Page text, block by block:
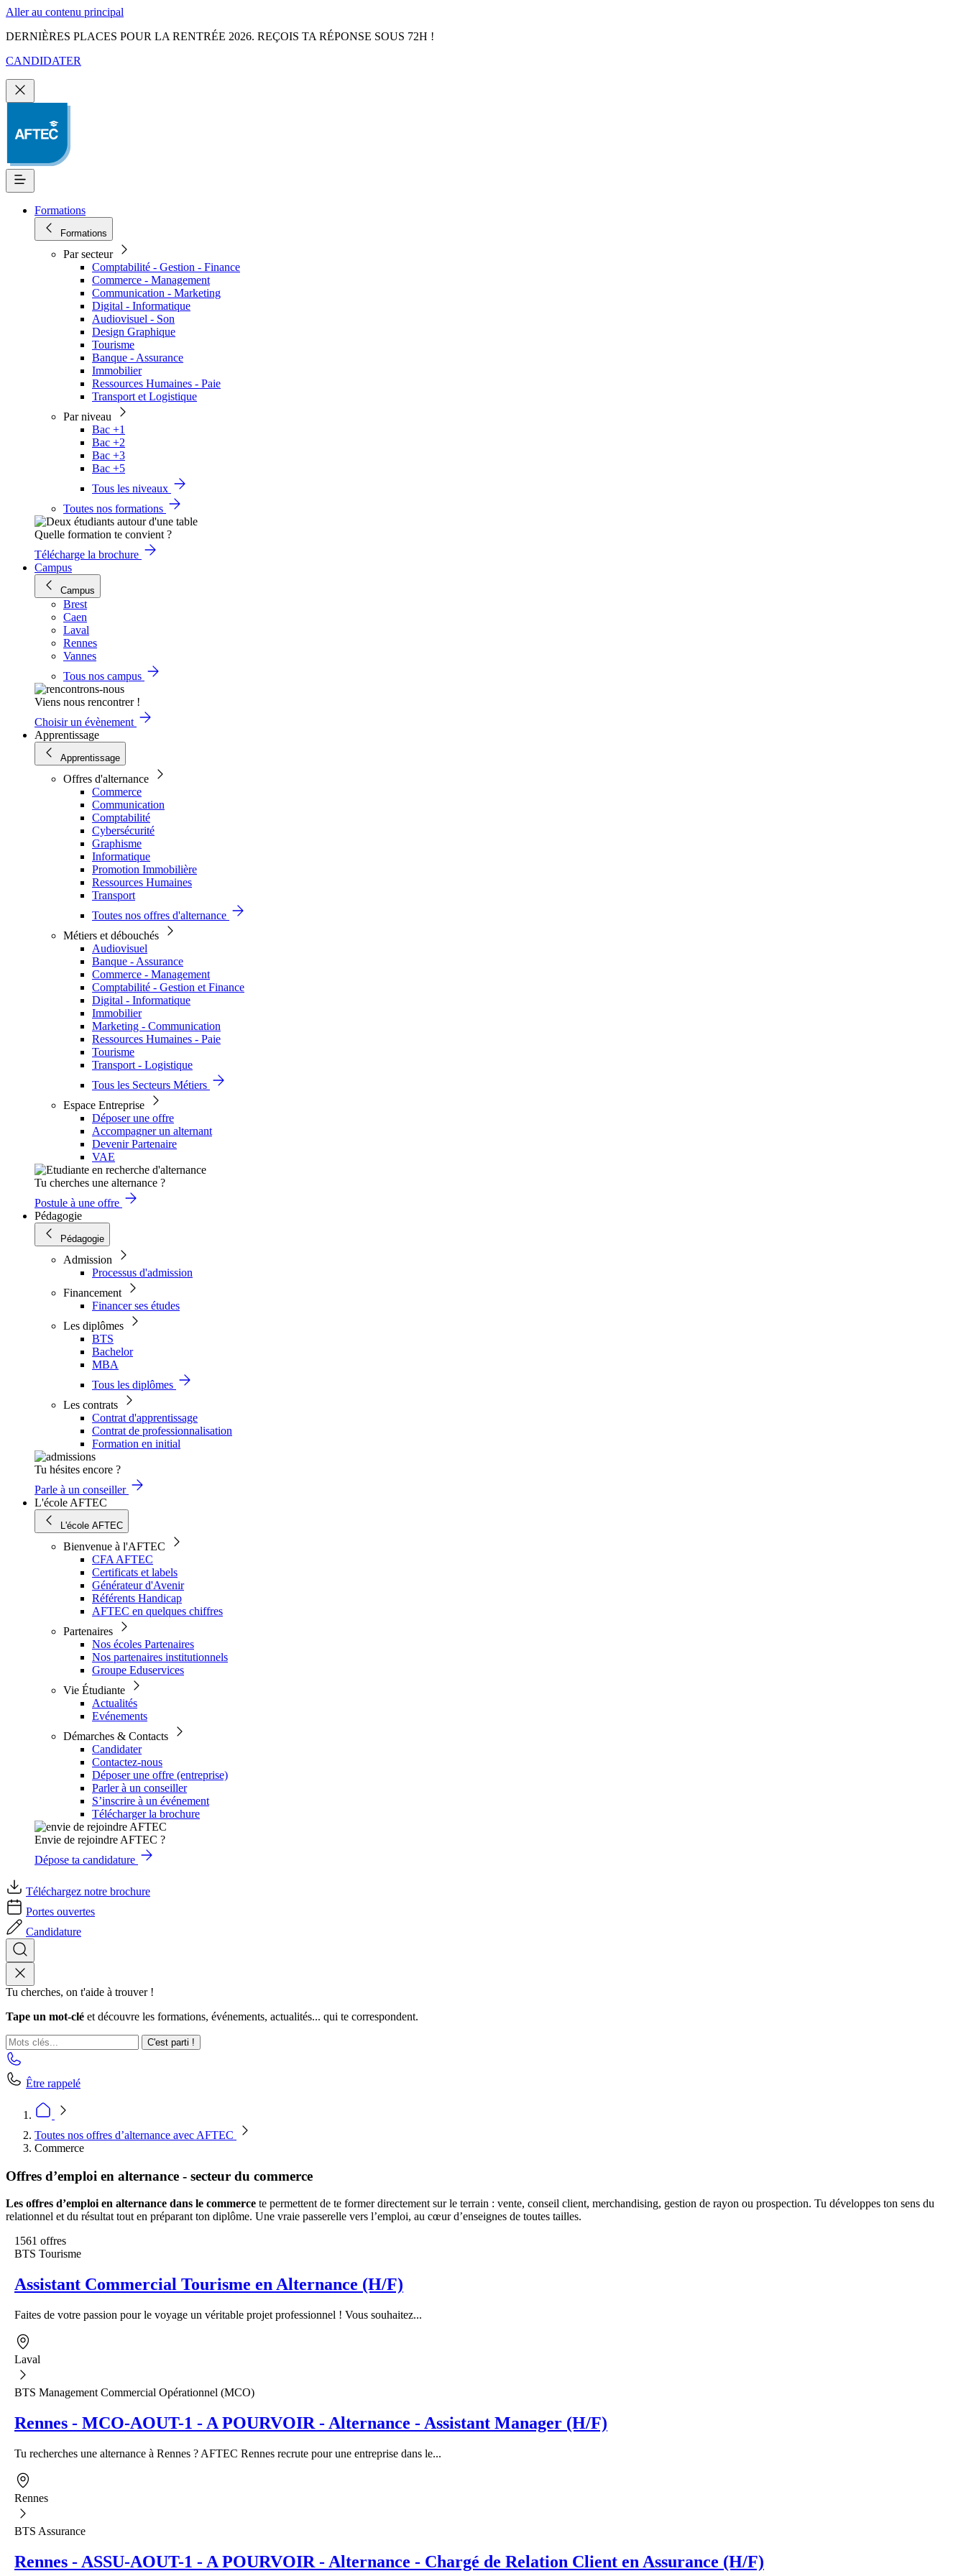
Aller au contenu principal
DERNIÈRES PLACES POUR LA RENTRÉE 2026. REÇOIS TA RÉPONSE SOUS 72H !
CANDIDATER
Formations
Formations
Par secteur
Comptabilité - Gestion - Finance
Commerce - Management
Communication - Marketing
Digital - Informatique
Audiovisuel - Son
Design Graphique
Tourisme
Banque - Assurance
Immobilier
Ressources Humaines - Paie
Transport et Logistique
Par niveau
Bac +1
Bac +2
Bac +3
Bac +5
Tous les niveaux
Toutes nos formations
Quelle formation te convient ?
Télécharge la brochure
Campus
Campus
Brest
Caen
Laval
Rennes
Vannes
Tous nos campus
Viens nous rencontrer !
Choisir un évènement
Apprentissage
Apprentissage
Offres d'alternance
Commerce
Communication
Comptabilité
Cybersécurité
Graphisme
Informatique
Promotion Immobilière
Ressources Humaines
Transport
Toutes nos offres d'alternance
Métiers et débouchés
Audiovisuel
Banque - Assurance
Commerce - Management
Comptabilité - Gestion et Finance
Digital - Informatique
Immobilier
Marketing - Communication
Ressources Humaines - Paie
Tourisme
Transport - Logistique
Tous les Secteurs Métiers
Espace Entreprise
Déposer une offre
Accompagner un alternant
Devenir Partenaire
VAE
Tu cherches une alternance ?
Postule à une offre
Pédagogie
Pédagogie
Admission
Processus d'admission
Financement
Financer ses études
Les diplômes
BTS
Bachelor
MBA
Tous les diplômes
Les contrats
Contrat d'apprentissage
Contrat de professionnalisation
Formation en initial
Tu hésites encore ?
Parle à un conseiller
L'école AFTEC
L'école AFTEC
Bienvenue à l'AFTEC
CFA AFTEC
Certificats et labels
Générateur d'Avenir
Référents Handicap
AFTEC en quelques chiffres
Partenaires
Nos écoles Partenaires
Nos partenaires institutionnels
Groupe Eduservices
Vie Étudiante
Actualités
Evénements
Démarches & Contacts
Candidater
Contactez-nous
Déposer une offre (entreprise)
Parler à un conseiller
S’inscrire à un événement
Télécharger la brochure
Envie de rejoindre AFTEC ?
Dépose ta candidature
Téléchargez notre brochure
Portes ouvertes
Candidature
Tu cherches, on t'aide à trouver !
Tape un mot-clé et découvre les formations, événements, actualités... qui te correspondent.
C'est parti !
Être rappelé
Toutes nos offres d’alternance avec AFTEC
Commerce
Offres d’emploi en alternance - secteur du commerce
Les offres d’emploi en alternance dans le commerce te permettent de te former directement sur le terrain : vente, conseil client, merchandising, gestion de rayon ou prospection. Tu développes ton sens du
relationnel et du résultat tout en préparant ton diplôme. Une vraie passerelle vers l’emploi, au cœur d’enseignes de toutes tailles.
1561 offres
BTS Tourisme
Assistant Commercial Tourisme en Alternance (H/F)
Faites de votre passion pour le voyage un véritable projet professionnel ! Vous souhaitez...
Laval
BTS Management Commercial Opérationnel (MCO)
Rennes - MCO-AOUT-1 - A POURVOIR - Alternance - Assistant Manager (H/F)
Tu recherches une alternance à Rennes ? AFTEC Rennes recrute pour une entreprise dans le...
Rennes
BTS Assurance
Rennes - ASSU-AOUT-1 - A POURVOIR - Alternance - Chargé de Relation Client en Assurance (H/F)